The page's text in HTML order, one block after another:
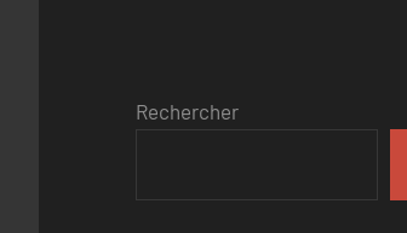
Rechercher